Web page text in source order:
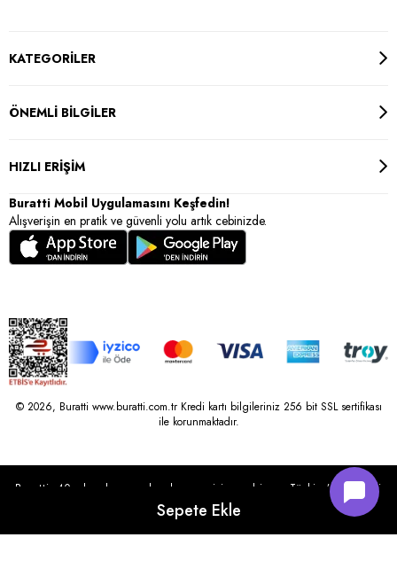
KATEGORİLER
ÖNEMLİ BİLGİLER
HIZLI ERİŞİM
Buratti Mobil Uygulamasını Keşfedin!
Alışverişin en pratik ve güvenli yolu artık cebinizde.
© 2026, Buratti www.buratti.com.tr Kredi kartı bilgileriniz 256 bit SSL sertifikası
ile korunmaktadır.
Buratti, 40 yılı aşkın perakende geçmişine sahip ve Türkiye’nin çeşitli
illerinde 22 şubesi bulunan Çetin Family Mağazacılık tarafından
kurulmuştur.